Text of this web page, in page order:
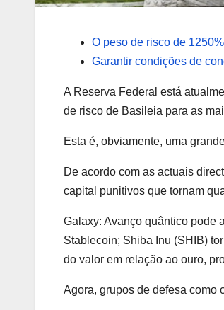
O peso de risco de 1250%
Garantir condições de
A Reserva Federal está
de risco de Basileia para as
Esta é, obviamente, uma
De acordo com as actuais
capital punitivos que tornam
Galaxy: Avanço quântico pode
Stablecoin; Shiba Inu (SHIB)
do valor em relação ao ouro,
Agora, grupos de defesa como